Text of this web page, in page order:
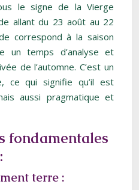
le signe de la Vierge
allant du 23 août au 22
correspond à la saison
un temps d’analyse et
de l’automne. C’est un
ce qui signifie qu’il est
aussi pragmatique et
fondamentales
terre :